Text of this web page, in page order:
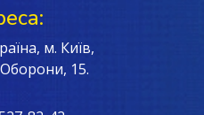
м. Київ,
15.